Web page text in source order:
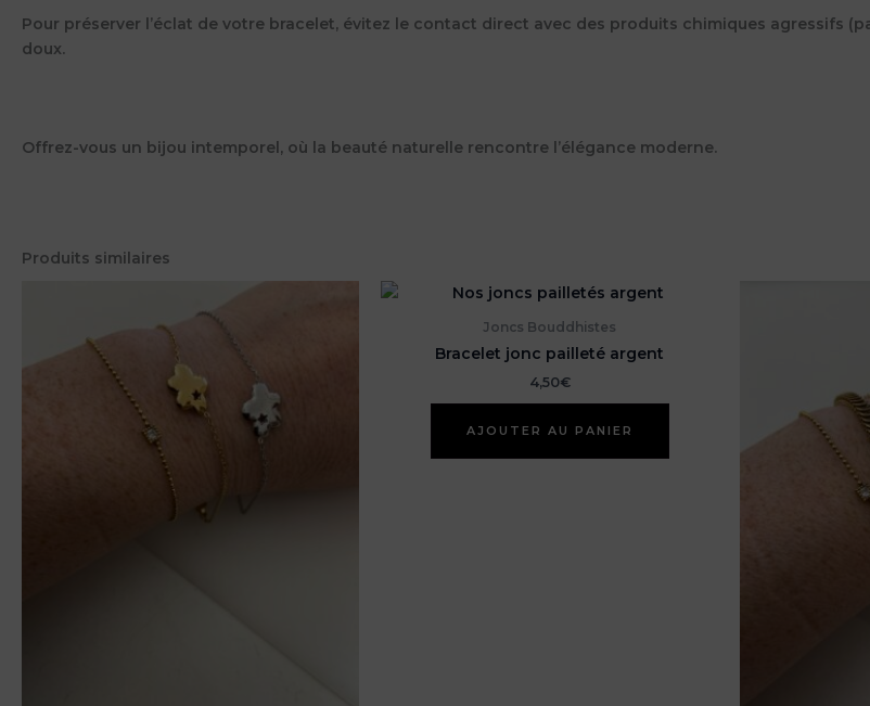
Pour préserver l’éclat de votre bracelet, évitez le contact direct avec des produits chimiques agressifs
doux.
Offrez-vous un bijou intemporel, où la beauté naturelle rencontre l’élégance moderne.
Produits similaires
Joncs Bouddhistes
Bracelet jonc pailleté argent
4,50€
AJOUTER AU PANIER